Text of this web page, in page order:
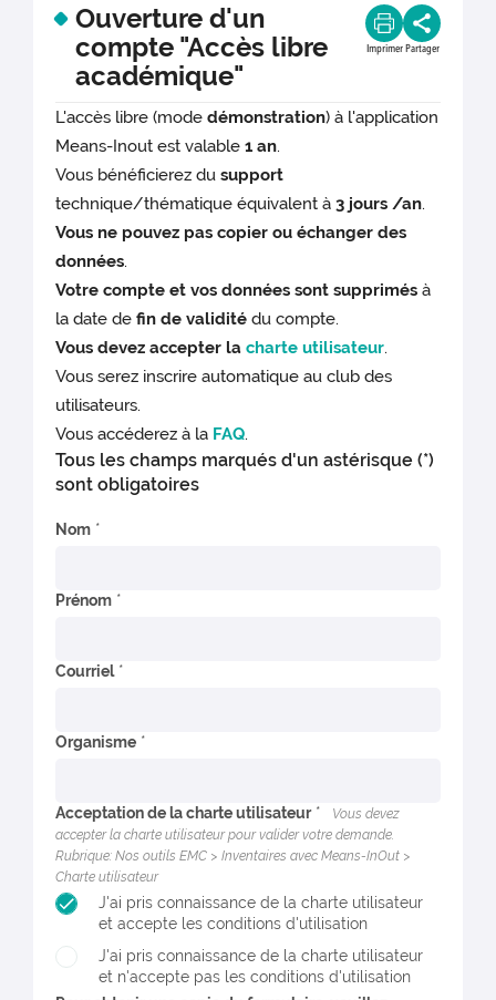
Ouverture d'un
compte "Accès libre
académique"
Imprimer Partager
L'accès libre (modedémonstration) à l'application
Means-Inout est valable1 an.
Vous bénéficierez dusupport
technique/thématique équivalent à3 jours /an.
Vous ne pouvez pas copier ou échanger des
données.
Votre compte et vos données sont supprimés à
la date defin de validité du compte.
Vous devez accepter lacharte utilisateur.
Vous serez inscrire automatique au club des
utilisateurs.
Vous accéderez à la FAQ.
Tous les champs marqués d'un astérisque (*)
sont obligatoires
Nom
Prénom
Courriel
Organisme
Acceptation de la charte utilisateur
Vous devez
accepter la charte utilisateur pour valider votre demande.
Rubrique: Nos outils EMC > Inventaires avec Means-InOut >
Charte utilisateur
J'ai pris connaissance de la charte utilisateur
et accepte les conditions d'utilisation
J'ai pris connaissance de la charte utilisateur
et n'accepte pas les conditions d'utilisation